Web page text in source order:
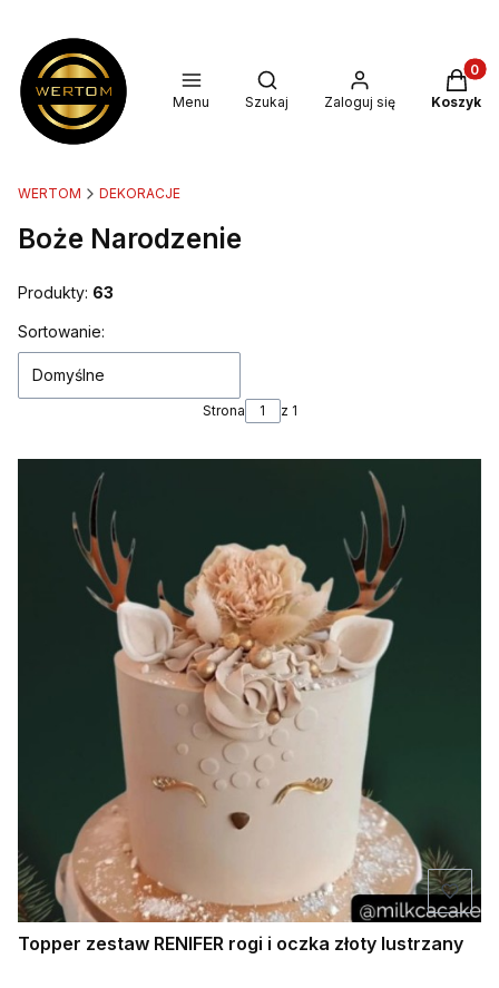
Menu
Otwórz wyszukiwarkę
Szukaj Zaloguj się Koszyk
WERTOM DEKORACJE
Boże Narodzenie
Produkty: 63
Lista produktów
Sortowanie:
Domyślne
Strona z 1
Topper zestaw RENIFER rogi i oczka złoty lustrzany